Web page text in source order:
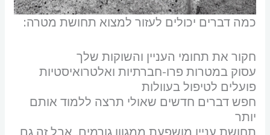
כמה דברים יכולים לעזור למצוא תחושת מטרה:
חקור את תחומי העניין והשוקות שלך
עסוק במטרות פרו-חברתיות ואלטרואיסטיות
פועלים לטיפול בעוולות
חפש דברים חדשים שאולי תרצה ללמוד אותם
יותר
תחושת עניין מושפעת ממגוון גורמים, אבל זה גם